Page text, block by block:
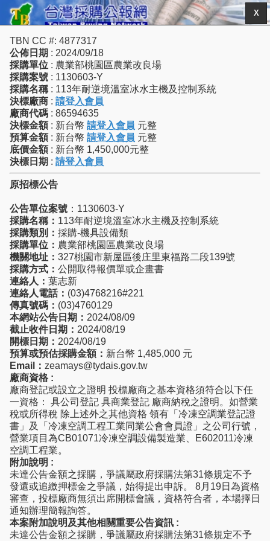
X
TBN CC #: 4877317
公佈日期 : 2024/09/18
採購單位 : 農業部桃園區農業改良場
採購案號 : 1130603-Y
採購名稱 : 113年耐逆境溫室冰水主機及控制系統
決標廠商 : 請登入會員
廠商代碼 : 86594635
決標金額 : 新台幣 請登入會員 元整
預算金額 : 新台幣 請登入會員 元整
底價金額 : 新台幣 1,450,000元整
決標日期 : 請登入會員
原招標公告
公告單位案號 ：1130603-Y
採購名稱： 113年耐逆境溫室冰水主機及控制系統
採購類別： 採購-機具設備類
採購單位： 農業部桃園區農業改良場
機關地址： 327桃園市新屋區後庄里東福路二段139號
採購方式： 公開取得報價單或企畫書
連絡人： 葉志新
連絡人電話： (03)4768216#221
傳真號碼： (03)4760129
本網站公告日期： 2024/08/09
截止收件日期： 2024/08/19
開標日期： 2024/08/19
預算或預估採購金額： 新台幣 1,485,000 元
Email： zeamays@tydais.gov.tw
廠商資格 :
廠商登記或設立之證明 投標廠商之基本資格須符合以下任
一資格： 具公司登記 具商業登記 廠商納稅之證明。如營業
稅或所得稅 除上述外之其他資格 領有「冷凍空調業登記證
書」及「冷凍空調工程工業同業公會會員證」之公司行號，
營業項目為CB01071冷凍空調設備製造業、E602011冷凍
空調工程業。
附加說明 :
未達公告金額之採購，爭議屬政府採購法第31條規定不予
發還或追繳押標金之爭議，始得提出申訴。 8月19日為資格
審查，投標廠商無須出席開標會議，資格符合者，本場擇日
通知辦理簡報詢答。
本案附加說明及其他相關重要公告資訊 :
未達公告金額之採購，爭議屬政府採購法第31條規定不予